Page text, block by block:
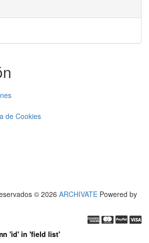
de Cookies
© 2026 ARCHIVATE Powered by
'id' in 'field list'